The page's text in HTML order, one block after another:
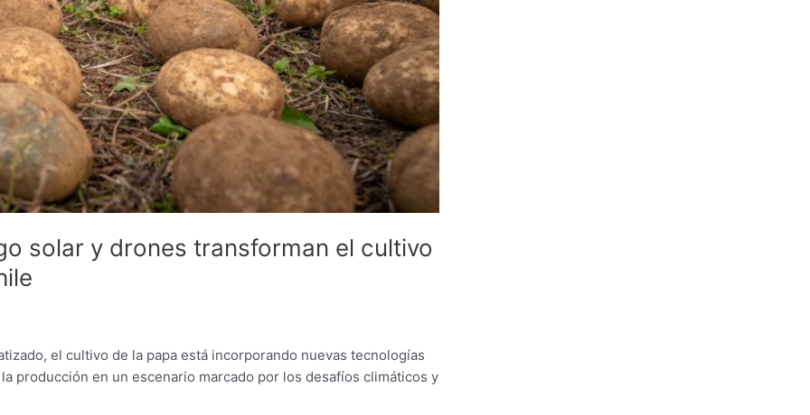
solar y drones transforman el cultivo
el cultivo de la papa está incorporando nuevas tecnologías
producción en un escenario marcado por los desafíos climáticos y